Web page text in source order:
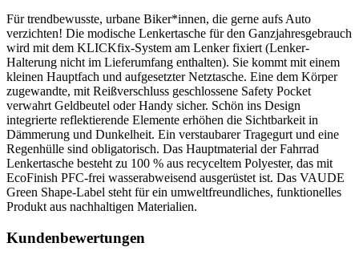
Für trendbewusste, urbane Biker*innen, die gerne aufs Auto
verzichten! Die modische Lenkertasche für den Ganzjahresgebrauch
wird mit dem KLICKfix-System am Lenker fixiert (Lenker-
Halterung nicht im Lieferumfang enthalten). Sie kommt mit einem
kleinen Hauptfach und aufgesetzter Netztasche. Eine dem Körper
zugewandte, mit Reißverschluss geschlossene Safety Pocket
verwahrt Geldbeutel oder Handy sicher. Schön ins Design
integrierte reflektierende Elemente erhöhen die Sichtbarkeit in
Dämmerung und Dunkelheit. Ein verstaubarer Tragegurt und eine
Regenhülle sind obligatorisch. Das Hauptmaterial der Fahrrad
Lenkertasche besteht zu 100 % aus recyceltem Polyester, das mit
EcoFinish PFC-frei wasserabweisend ausgerüstet ist. Das VAUDE
Green Shape-Label steht für ein umweltfreundliches, funktionelles
Produkt aus nachhaltigen Materialien.
Kundenbewertungen